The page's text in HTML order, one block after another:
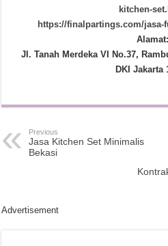
kitchen-
https://finalpartings.com/jasa-
Alamat:
Jl. Tanah Merdeka VI No.37,
DKI Jakarta
Previous
Jasa Kitchen Set Minimalis
Bekasi
Advertisement